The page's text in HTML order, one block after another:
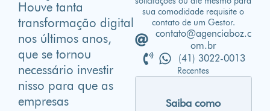
Houve tanta
transformação digital
nos últimos anos,
que se tornou
necessário investir
nisso para que as
empresas
sua comodidade requisite o
contato de um Gestor.
contato@agenciaboz.c
om.br
(41) 3022-0013
Recentes
Saiba como